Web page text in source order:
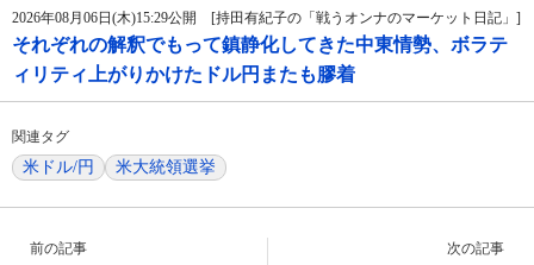
2026年08月06日(木)15:29公開 [持田有紀子の「戦うオンナのマーケット日記」]
それぞれの解釈でもって鎮静化してきた中東情勢、ボラテ
ィリティ上がりかけたドル円またも膠着
関連タグ
米ドル/円 米大統領選挙
前の記事 次の記事